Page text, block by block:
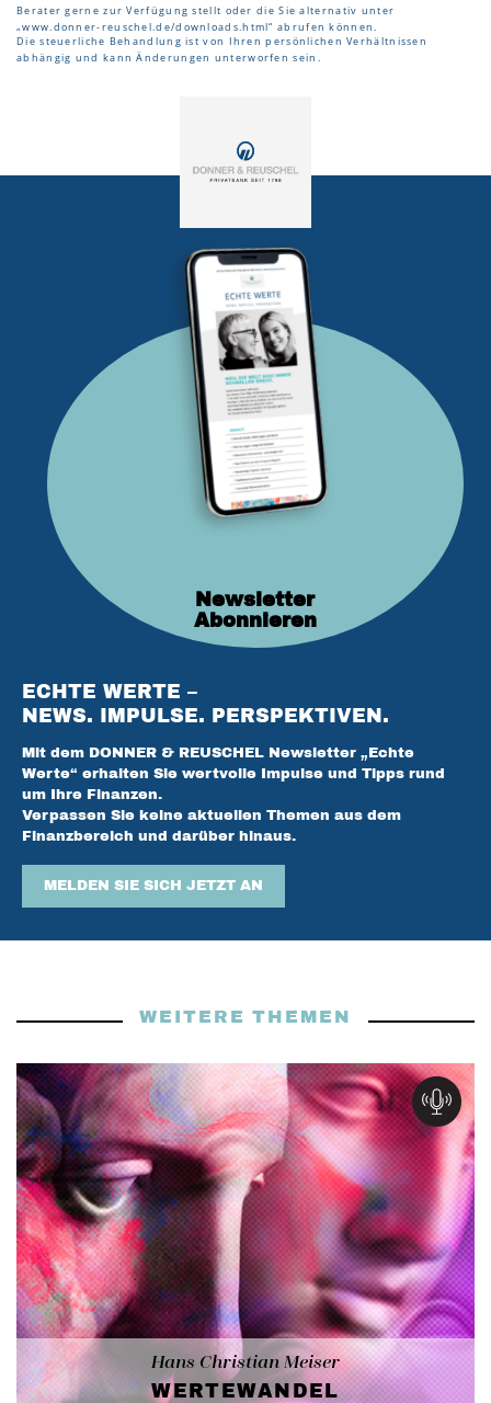
Berater gerne zur Verfügung stellt oder die Sie alternativ unter
„www.donner-reuschel.de/downloads.html“ abrufen können.
Die steuerliche Behandlung ist von Ihren persönlichen Verhältnissen
abhängig und kann Änderungen unterworfen sein.
ECHTE WERTE –
NEWS. IMPULSE. PERSPEKTIVEN.
Mit dem DONNER & REUSCHEL Newsletter „Echte
Werte“ erhalten Sie wertvolle Impulse und Tipps rund
um Ihre Finanzen.
Verpassen Sie keine aktuellen Themen aus dem
Finanzbereich und darüber hinaus.
MELDEN SIE SICH JETZT AN
Newsletter
Abonnieren
WEITERE THEMEN
Hans Christian Meiser
WERTEWANDEL